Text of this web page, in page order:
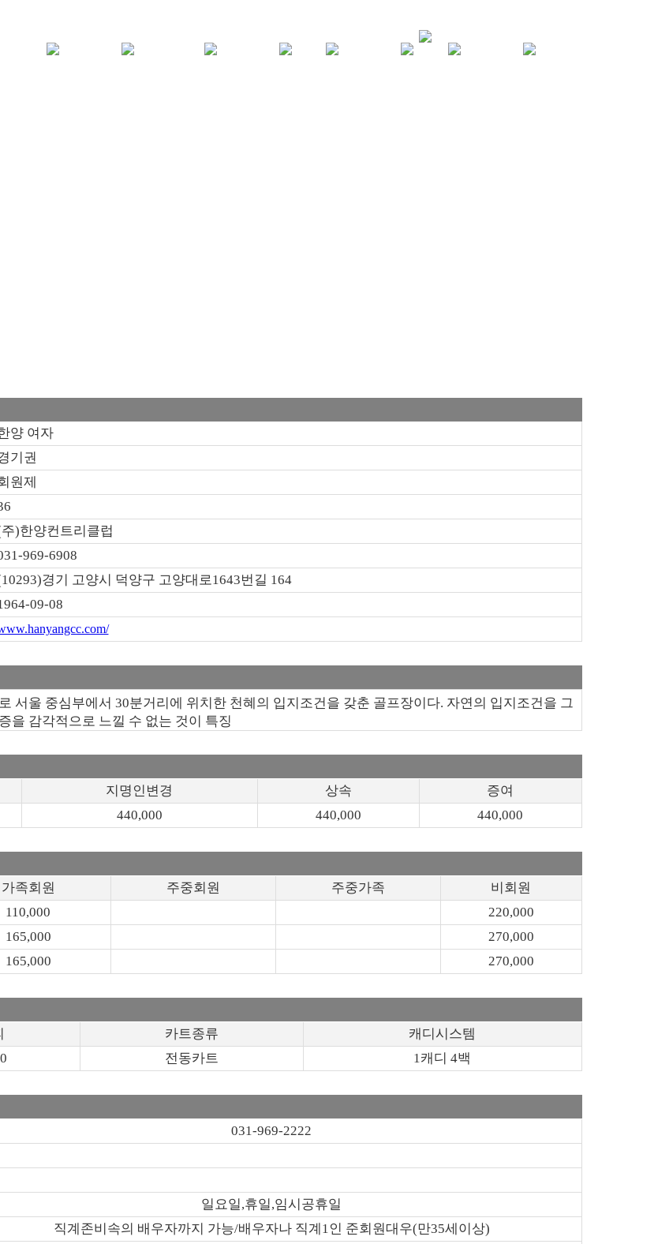
양 여자
기권
원제
)한양컨트리클럽
969-6908
경기 고양시 덕양구 고양대로1643번길 164
09-08
서울 중심부에서 30분거리에 위치한 천혜의 입지조건을 갖춘 골프장이다. 자연의 입지조건을 그
을 감각적으로 느낄 수 없는 것이 특징
지명인변경 상속
증여
440,000 440,000 440,000
가족회원 주중회원 주중가족
비회원
110,000
220,000
165,000
270,000
165,000 270,000
카트종류
캐디시스템
전동카트 1캐디 4백
031-969-2222
일요일,휴일,임시공휴일
직계존비속의 배우자까지 가능/배우자나 직계1인 준회원대우(만35세이상)